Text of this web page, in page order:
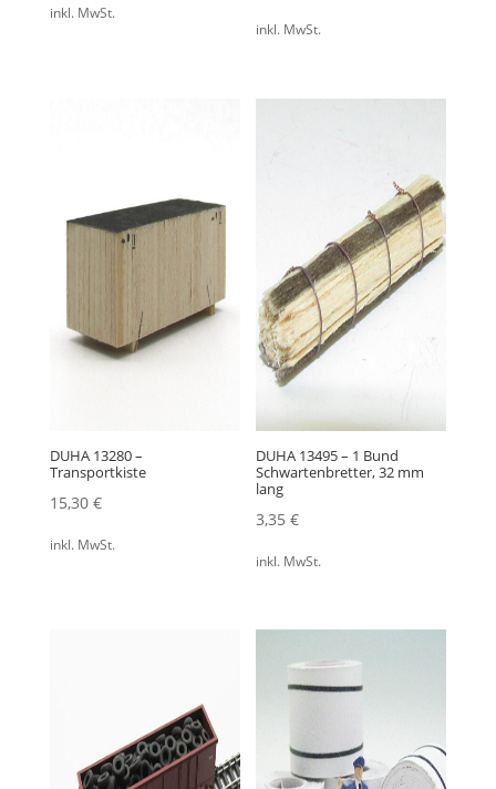
inkl. MwSt.
inkl. MwSt.
DUHA 13280 –
Transportkiste
15,30 €
inkl. MwSt.
DUHA 13495 – 1 Bund
Schwartenbretter, 32 mm
lang
3,35€
inkl. MwSt.